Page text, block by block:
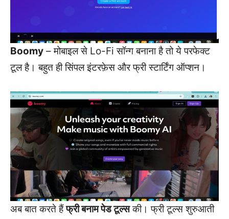
Boomy – मोबाइल से Lo-Fi सॉन्ग बनाना है तो ये परफेक्ट
टूल है। बहुत ही सिंपल इंटरफ़ेस और फ्री स्टार्टिंग ऑप्शन।
अब बात करते हैंफ्री बनाम पेड टूल्सकी। फ्री टूल्स शुरुआती